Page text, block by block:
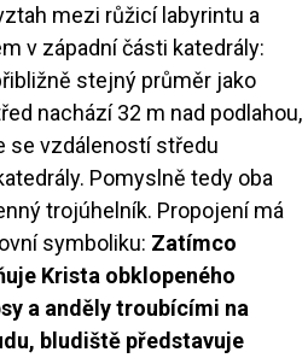
mezi růžicí labyrintu a
v západní části katedrály:
stejný průměr jako
nachází 32 m nad podlahou,
se vzdáleností středu
Pomyslně tedy oba
trojúhelník. Propojení má
symboliku: Zatímco
Krista obklopeného
a anděly troubícími na
bludiště představuje